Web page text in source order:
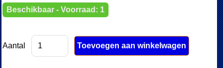
Beschikbaar - Voorraad: 1
Aantal